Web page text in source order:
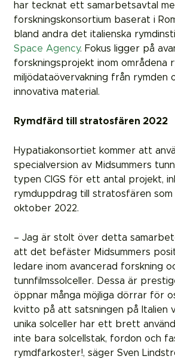
har tecknat ett samarbetsavtal
forskningskonsortium baserat i
bland andra det italienska
Space Agency. Fokus ligger på
forskningsprojekt inom områdena
miljödataövervakning från rymden
innovativa material.
Rymdfärd till stratosfären 2022
Hypatiakonsortiet kommer att
specialversion av Midsummers
typen CIGS för ett antal projekt,
rymduppdrag till stratosfären som
oktober 2022.
– Jag är stolt över detta
att det befäster Midsummers
ledare inom avancerad forskning
tunnfilmssolceller. Dessa är
öppnar många möjliga dörrar för
kvitto på att satsningen på Italien
unika solceller har ett brett
inte bara solcellstak, fordon och
rymdfarkoster!, säger Sven